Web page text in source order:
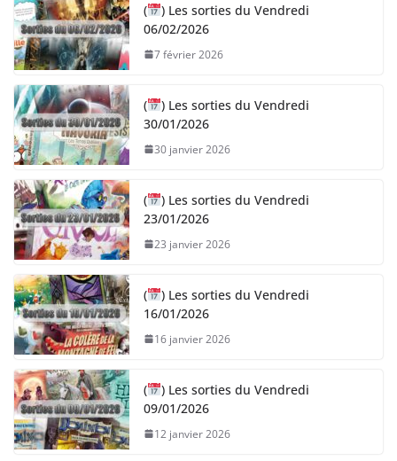
(
) Les sorties du Vendredi
06/02/2026
7 février 2026
(
) Les sorties du Vendredi
30/01/2026
30 janvier 2026
(
) Les sorties du Vendredi
23/01/2026
23 janvier 2026
(
) Les sorties du Vendredi
16/01/2026
16 janvier 2026
(
) Les sorties du Vendredi
09/01/2026
12 janvier 2026